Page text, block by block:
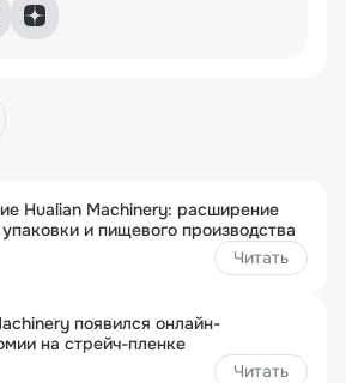
Hualian Machinery: расширение
и пищевого производства
Читать
появился онлайн-
на стрейч-пленке
Читать